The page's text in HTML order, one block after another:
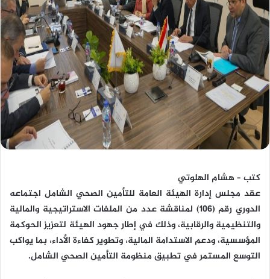
كتب – هشام الهلوتي
عقد مجلس إدارة الهيئة العامة للتأمين الصحي الشامل اجتماعه
الدوري رقم (106) لمناقشة عدد من الملفات الاستراتيجية والمالية
والتنظيمية والرقابية، وذلك في إطار جهود الهيئة لتعزيز الحوكمة
المؤسسية، ودعم الاستدامة المالية، وتطوير كفاءة الأداء، بما يواكب
التوسع المستمر في تطبيق منظومة التأمين الصحي الشامل.